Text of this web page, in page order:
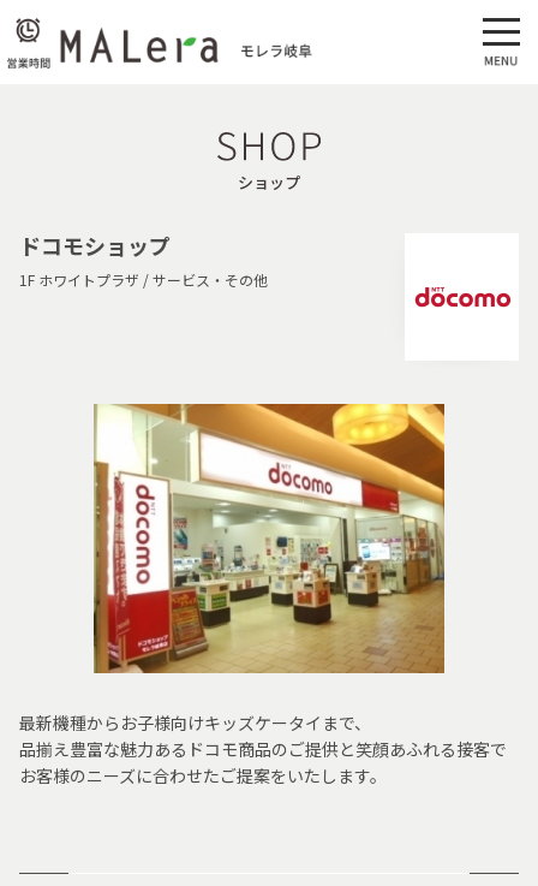
ショップ
ドコモショップ
1F ホワイトプラザ / サービス・その他
最新機種からお子様向けキッズケータイまで、
品揃え豊富な魅力あるドコモ商品のご提供と笑顔あふれる接客で
お客様のニーズに合わせたご提案をいたします。